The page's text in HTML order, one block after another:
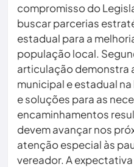
compromisso do
buscar parcerias
estadual para a
população local.
articulação demonstra
municipal e estadual
e soluções para as
encaminhamentos
devem avançar nos
atenção especial às
vereador. A